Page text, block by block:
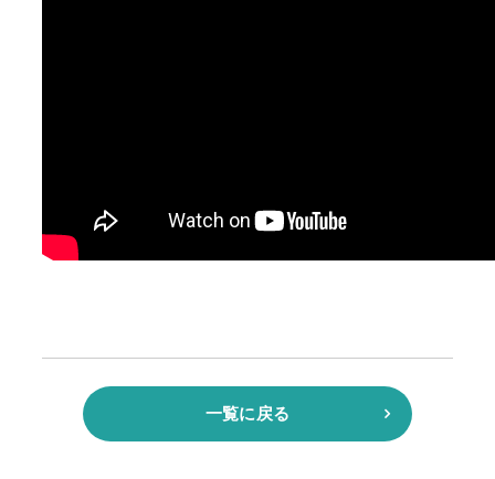
一覧に戻る